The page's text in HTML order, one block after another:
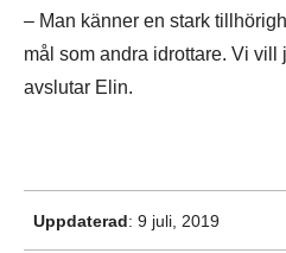
– Man känner en stark
mål som andra idrottare. Vi vill
avslutar Elin.
Uppdaterad: 9 juli, 2019